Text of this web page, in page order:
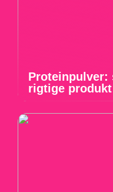
Proteinpulver:
rigtige produkt